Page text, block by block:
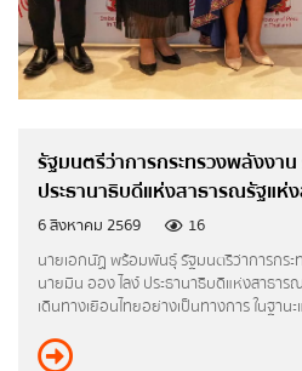
ทุจริต รอบ 6 เดือน
รายงานผลการดำเนินการป้อ
การดำเนินการเพื่อจัดการควา
มาตรการส่งเสริมคุณธรรมและค
หน่วยงาน
การดำเนินการตามมาตรการส่
ความโปร่งใสภายในหน่วยงาน
กรุณาระบุคำค้นหาที่
รัฐมนตรีว่าการกระทรวงพลังงา
ประธานาธิบดีแห่งสาธารณรัฐแห่
6 สิงหาคม 2569
16
นายเอกนัฏ พร้อมพันธุ์ รัฐมนตรีว่าการกร
นายมิน ออง ไลง์ ประธานาธิบดีแห่งสาธาร
เดินทางเยือนไทยอย่างเป็นทางการ ในฐา